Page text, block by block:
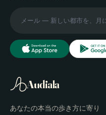
Audiala
あなたの本当の歩き方に寄り